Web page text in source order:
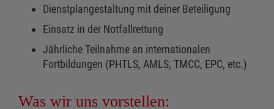
Dienstplangestaltung mit deiner Beteiligung
Einsatz in der Notfallrettung
Jährliche Teilnahme an internationalen
Fortbildungen (PHTLS, AMLS, TMCC, EPC, etc.)
Was wir uns vorstellen: